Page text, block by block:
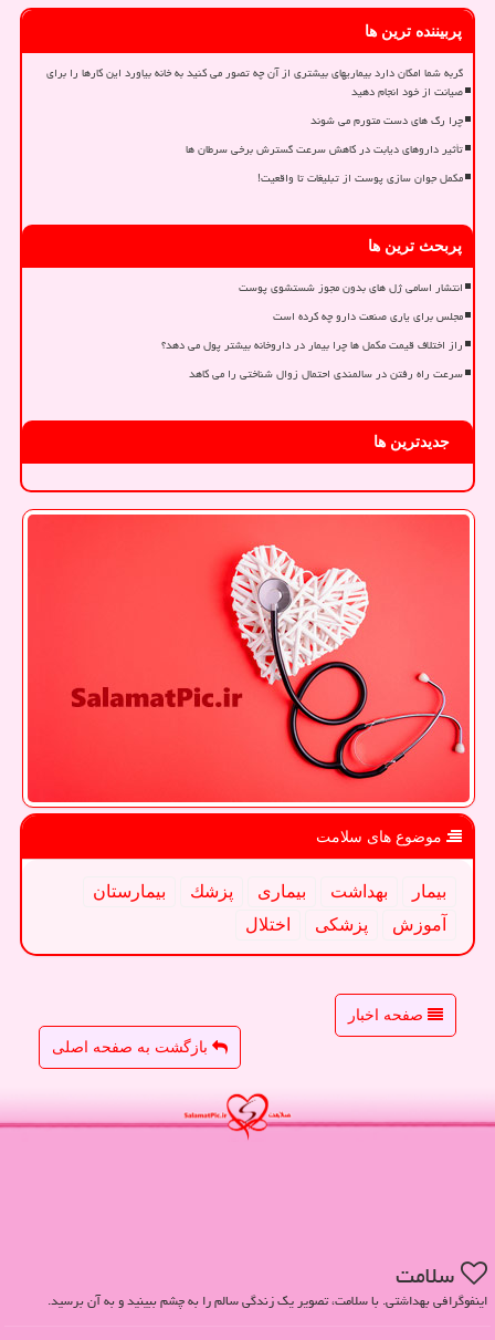
پربیننده ترین ها
گربه شما امکان دارد بیماریهای بیشتری از آن چه تصور می کنید به خانه بیاورد این کارها را برای
صیانت از خود انجام دهید
چرا رگ های دست متورم می شوند
تأثیر داروهای دیابت در کاهش سرعت گسترش برخی سرطان ها
مکمل جوان سازی پوست از تبلیغات تا واقعیت!
پربحث ترین ها
انتشار اسامی ژل های بدون مجوز شستشوی پوست
مجلس برای یاری صنعت دارو چه کرده است
راز اختلاف قیمت مکمل ها چرا بیمار در داروخانه بیشتر پول می دهد؟
سرعت راه رفتن در سالمندی احتمال زوال شناختی را می کاهد
جدیدترین ها
موضوع های سلامت
بیمار بهداشت بیماری پزشك
بیمارستان
آموزش
پزشكی اختلال
صفحه اخبار
بازگشت به صفحه اصلی
سلامت
اینفوگرافی بهداشتی. با سلامت، تصویر یک زندگی سالم را به چشم ببینید و به آن برسید.